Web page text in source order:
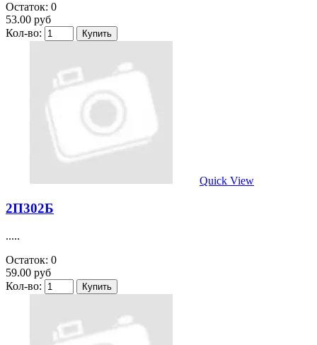
Остаток: 0
53.00 руб
Кол-во:
Quick View
2П302Б
.....
Остаток: 0
59.00 руб
Кол-во: